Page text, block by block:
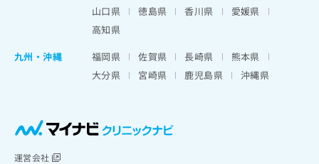
山口県
徳島県 香川県
愛媛県
高知県
九州・沖縄
福岡県 佐賀県 長崎県
熊本県
大分県
宮崎県 鹿児島県 沖縄県
運営会社